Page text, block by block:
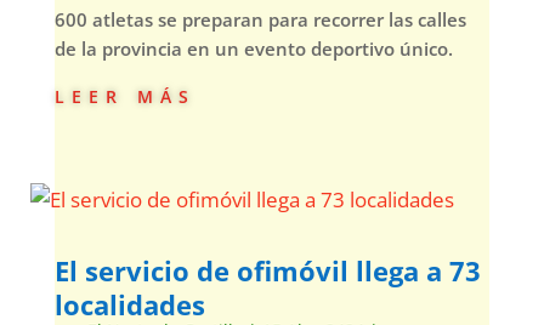
600 atletas se preparan para recorrer las calles
de la provincia en un evento deportivo único.
leer más
El servicio de ofimóvil llega a 73
localidades